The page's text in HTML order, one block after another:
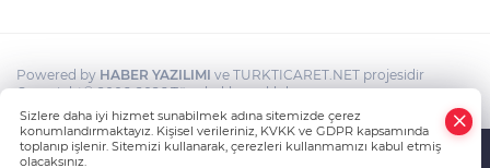
Powered by HABER YAZILIMI ve TURKTICARET.NET projesidir
Copyright© 2006-2026 Tüm hakları saklıdır.
Sizlere daha iyi hizmet sunabilmek adına sitemizde çerez
konumlandırmaktayız. Kişisel verileriniz, KVKK ve GDPR kapsamında
toplanıp işlenir. Sitemizi kullanarak, çerezleri kullanmamızı kabul etmiş
olacaksınız.